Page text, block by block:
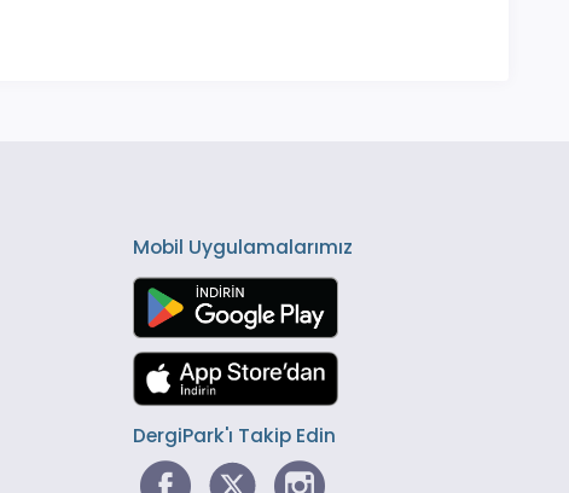
Mobil Uygulamalarımız
DergiPark'ı Takip Edin